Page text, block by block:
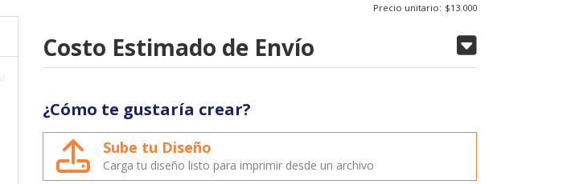
Precio unitario: $13.000
Costo Estimado de Envío
¿Cómo te gustaría crear?
Sube tu Diseño
Carga tu diseño listo para imprimir desde un archivo